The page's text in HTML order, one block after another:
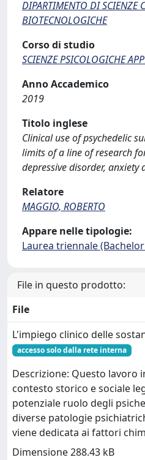
DIPARTIMENTO DI SCIENZE
BIOTECNOLOGICHE
Corso di studio
SCIENZE PSICOLOGICHE
Anno Accademico
2019
Titolo inglese
Clinical use of psychedelic
limits of a line of research
depressive disorder,
Relatore
MAGGIO, ROBERTO
Appare nelle tipologie:
Laurea triennale
File in questo prodotto:
File
L'impiego clinico delle
accesso solo dalla rete interna
Descrizione: Questo lavoro
contesto storico e sociale
potenziale ruolo degli
diverse patologie
viene dedicata ai fattori
Dimensione 288.43 kB